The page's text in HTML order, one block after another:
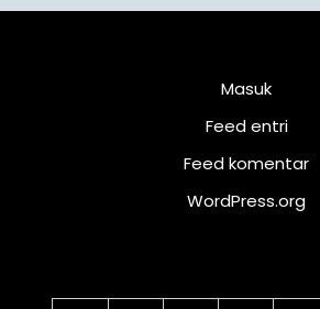
Masuk
Feed entri
Feed komentar
WordPress.org